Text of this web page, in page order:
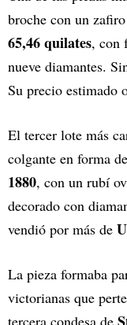
broche con un
65,46 quilates, con
nueve diamantes.
Su precio estimado
El tercer lote más
colgante en forma
1880, con un rubí
decorado con
vendió por más de
La pieza formaba
victorianas que
tercera condesa de